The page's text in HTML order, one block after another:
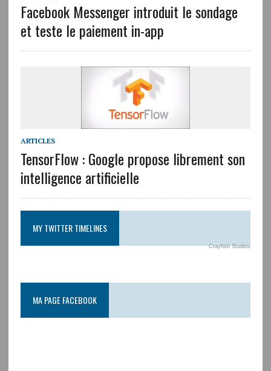
Facebook Messenger introduit le sondage
et teste le paiement in-app
ARTICLES
TensorFlow : Google propose librement son
intelligence artificielle
MY TWITTER TIMELINES
Crayfish Studios
MA PAGE FACEBOOK